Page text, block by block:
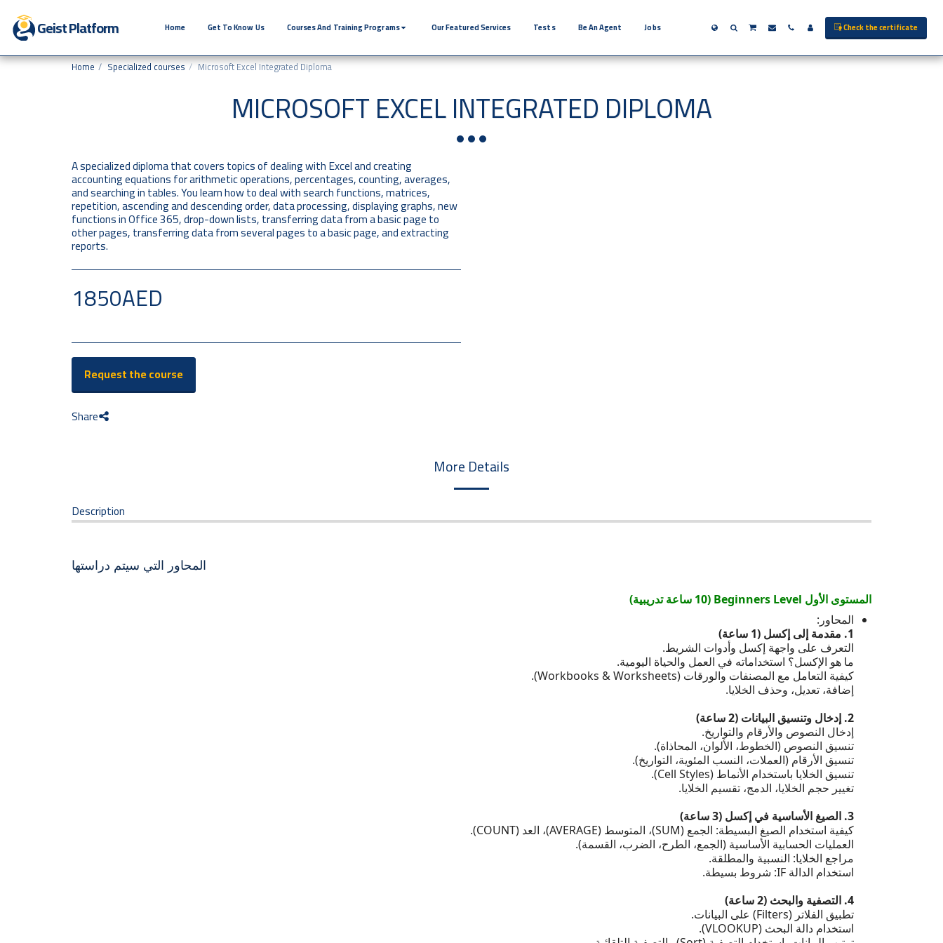
Geist Platform Home Get To Know Us Courses And Training Programs Our Featured Services Tests Be An Agent Jobs Check the certificate
Home Specialized courses Microsoft Excel Integrated Diploma
MICROSOFT EXCEL INTEGRATED DIPLOMA
A specialized diploma that covers topics of dealing with Excel and creating
accounting equations for arithmetic operations, percentages, counting, averages,
and searching in tables. You learn how to deal with search functions, matrices,
repetition, ascending and descending order, data processing, displaying graphs, new
functions in Office 365, drop-down lists, transferring data from a basic page to
other pages, transferring data from several pages to a basic page, and extracting
reports.
1850AED
Request the course
Share
More Details
Description
المحاور التي سيتم دراستها
المستوى الأول Beginners Level (10 ساعة تدريبية)
المحاور:
1. مقدمة إلى إكسل (1 ساعة)
التعرف على واجهة إكسل وأدوات الشريط.
ما هو الإكسل؟ استخداماته في العمل والحياة اليومية.
كيفية التعامل مع المصنفات والورقات (Workbooks & Worksheets).
إضافة، تعديل، وحذف الخلايا.
2. إدخال وتنسيق البيانات (2 ساعة)
إدخال النصوص والأرقام والتواريخ.
تنسيق النصوص (الخطوط، الألوان، المحاذاة).
تنسيق الأرقام (العملات، النسب المئوية، التواريخ).
تنسيق الخلايا باستخدام الأنماط (Cell Styles).
تغيير حجم الخلايا، الدمج، تقسيم الخلايا.
3. الصيغ الأساسية في إكسل (3 ساعة)
كيفية استخدام الصيغ البسيطة: الجمع (SUM)، المتوسط (AVERAGE)، العد (COUNT).
العمليات الحسابية الأساسية (الجمع، الطرح، الضرب، القسمة).
مراجع الخلايا: النسبية والمطلقة.
استخدام الدالة IF: شروط بسيطة.
4. التصفية والبحث (2 ساعة)
تطبيق الفلاتر (Filters) على البيانات.
استخدام دالة البحث (VLOOKUP).